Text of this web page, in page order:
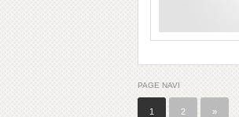
PAGE NAVI
1 2 »